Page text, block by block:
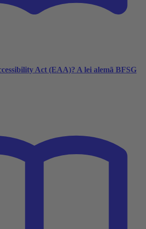
Act (EAA)? A lei alemã BFSG